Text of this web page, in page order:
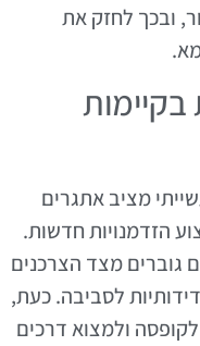
ובכך לחזק את
בקיימות
מציב אתגרים
הזדמנויות חדשות.
גוברים מצד הצרכנים
לסביבה. כעת,
ולמצוא דרכים